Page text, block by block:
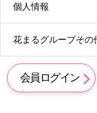
個人情報
花まるグループその
会員ログイン